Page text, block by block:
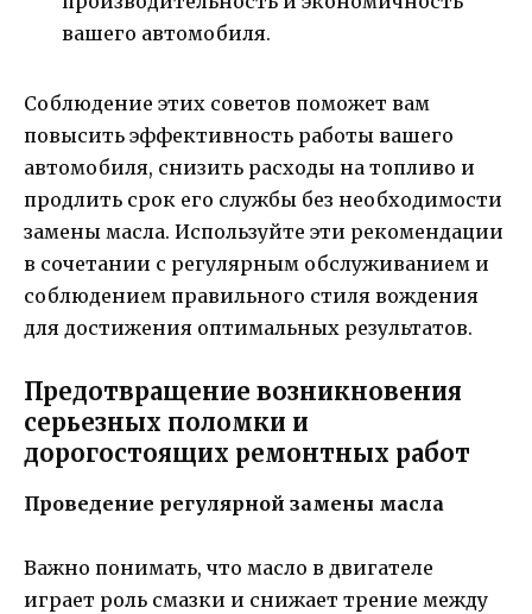
вашего автомобиля.
Соблюдение этих советов поможет вам
повысить эффективность работы вашего
автомобиля, снизить расходы на топливо и
продлить срок его службы без необходимости
замены масла. Используйте эти рекомендации
в сочетании с регулярным обслуживанием и
соблюдением правильного стиля вождения
для достижения оптимальных результатов.
Предотвращение возникновения
серьезных поломки и
дорогостоящих ремонтных работ
Проведение регулярной замены масла
Важно понимать, что масло в двигателе
играет роль смазки и снижает трение между